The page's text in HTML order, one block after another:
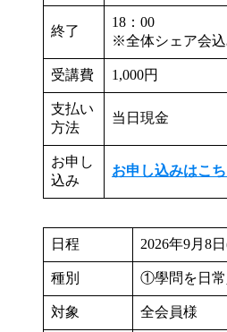
終了
18：00
※全体シェア会
受講費 1,000円
支払い
方法
当日現金
お申し
込み
お申し込みはこ
日程 2026年9月8
種別 ①學問を日常
対象 全会員様